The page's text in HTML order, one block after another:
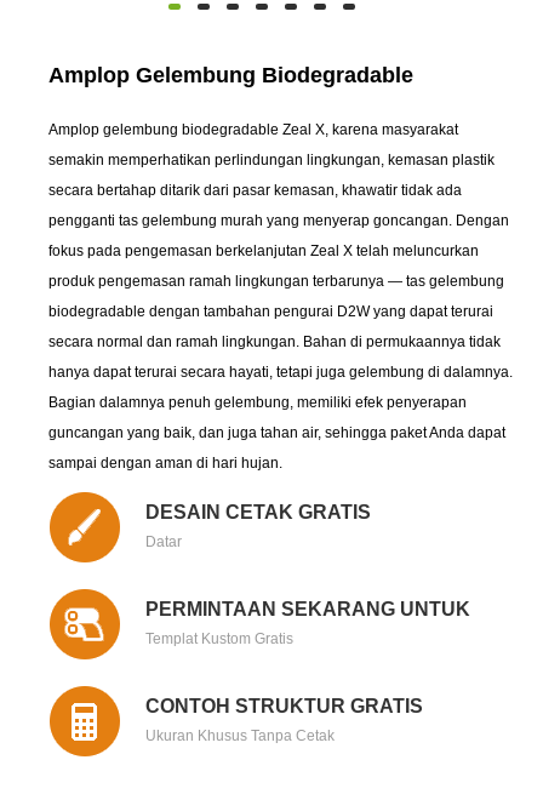
Amplop Gelembung Biodegradable
Amplop gelembung biodegradable Zeal X, karena masyarakat
semakin memperhatikan perlindungan lingkungan, kemasan plastik
secara bertahap ditarik dari pasar kemasan, khawatir tidak ada
pengganti tas gelembung murah yang menyerap goncangan. Dengan
fokus pada pengemasan berkelanjutan Zeal X telah meluncurkan
produk pengemasan ramah lingkungan terbarunya — tas gelembung
biodegradable dengan tambahan pengurai D2W yang dapat terurai
secara normal dan ramah lingkungan. Bahan di permukaannya tidak
hanya dapat terurai secara hayati, tetapi juga gelembung di dalamnya.
Bagian dalamnya penuh gelembung, memiliki efek penyerapan
guncangan yang baik, dan juga tahan air, sehingga paket Anda dapat
sampai dengan aman di hari hujan.
DESAIN CETAK GRATIS
Datar
PERMINTAAN SEKARANG UNTUK
Templat Kustom Gratis
CONTOH STRUKTUR GRATIS
Ukuran Khusus Tanpa Cetak